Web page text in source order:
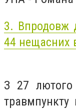
3. Впродовж
44 нещасних
З 27
травмпункту